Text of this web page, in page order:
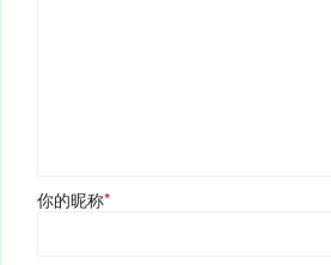
你的昵称*